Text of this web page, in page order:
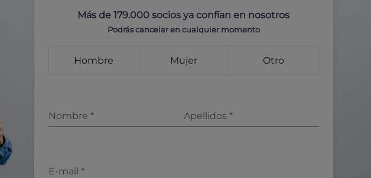
Más de 179.000 socios ya confían en nosotros
Podrás cancelar en cualquier momento
Hombre Mujer Otro
Nombre * Apellidos *
E-mail *